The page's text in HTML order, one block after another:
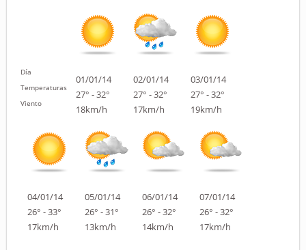
Día
Temperaturas
Viento
01/01/14
27° - 32°
18km/h
02/01/14
27° - 32°
17km/h
03/01/14
27° - 32°
19km/h
04/01/14
26° - 33°
17km/h
05/01/14
26° - 31°
13km/h
06/01/14
26° - 32°
14km/h
07/01/14
26° - 32°
17km/h